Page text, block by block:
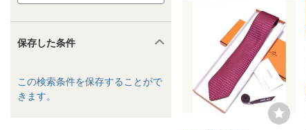
保存した条件
この検索条件を保存することがで
きます。